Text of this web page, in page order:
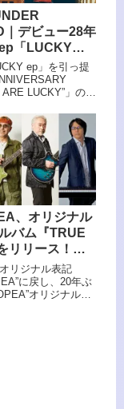
｜デビュー28年
「LUCKY
提げツアー真
ep」を引っ提
LUCKY”」の真
、オリジナル
バム『TRUE
リリース！楽
HIGH」MV
Tour
も
リジナル表記
に戻し、20年ぶ
オリジナル・
楽プロデューサ
ャー、ピアニス